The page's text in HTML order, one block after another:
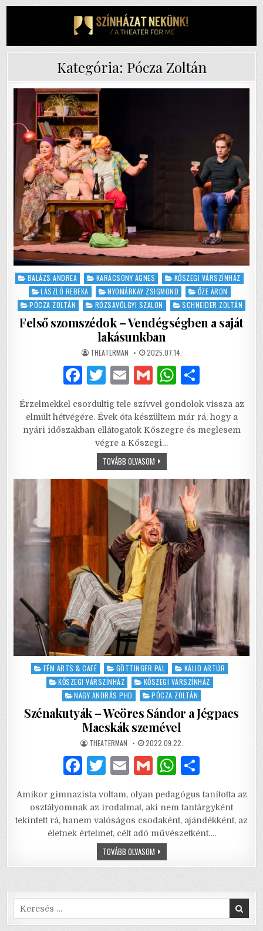
Kategória: Pócza Zoltán
Posted
BALÁZS ANDREA KARÁCSONY ÁGNES
KŐSZEGI VÁRSZÍNHÁZ
LÁSZLÓ REBEKA
NYOMÁRKAY ZSIGMOND
ŐZE ÁRON
PÓCZA ZOLTÁN
RÓZSAVÖLGYI SZALON SCHNEIDER ZOLTÁN
Felső szomszédok – Vendégségben a saját
lakásunkban
AUTHOR:
THEATERMAN PUBLISHED
DATE:
2025.07.14.
F
c
e
b
o
k
T
it
te
r
E
ai
l
G
ai
l
W
at
s
p
ar
e
Érzelmekkel csordultig tele szívvel gondolok vissza az
elmúlt hétvégére. Évek óta készültem már rá, hogy a
nyári időszakban ellátogatok Kőszegre és meglesem
végre a Kőszegi…
TOVÁBB OLVASOMFELSŐ
SZOMSZÉDOK
–
VENDÉGSÉGBEN
A
SAJÁT
LAKÁSUNKBAN
Posted
FÉM ARTS & CAFÉ GÖTTINGER PÁL
KÁLID ARTÚR
KŐSZEGI VÁRSZÍNHÁZ
KŐSZEGI VÁRSZÍNHÁZ
NAGY ANDRÁS PHD
PÓCZA ZOLTÁN
Szénakutyák – Weöres Sándor a Jégpacs
Macskák szemével
AUTHOR:
THEATERMAN PUBLISHED
2022.09.22.
F
c
e
b
k
T
it
te
r
E
ai
l
G
ai
l
W
at
s
A
ar
e
Amikor gimnazista voltam, olyan pedagógus tanította az
osztályomnak az irodalmat, aki nem tantárgyként
tekintett rá, hanem valóságos csodaként, ajándékként, az
életnek értelmet, célt adó művészetként….
TOVÁBB OLVASOMSZÉNAKUTYÁK
–
WEÖRES
JÉGPACS
MACSKÁK
Search
for: